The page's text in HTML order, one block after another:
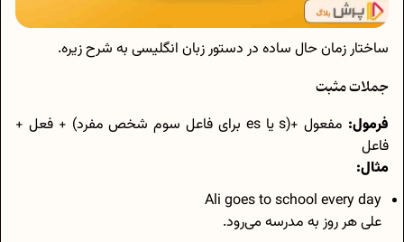
ساختار زمان حال ساده در دستور زبان انگلیسی به شرح زیره.
جملات مثبت
فرمول:
مفعول +(s یا es برای فاعل سوم شخص مفرد) + فعل +
فاعل
مثال:
Ali goes to school every day
علی هر روز به مدرسه می‌رود.